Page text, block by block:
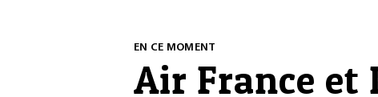
EN CE MOMENT
Air France et